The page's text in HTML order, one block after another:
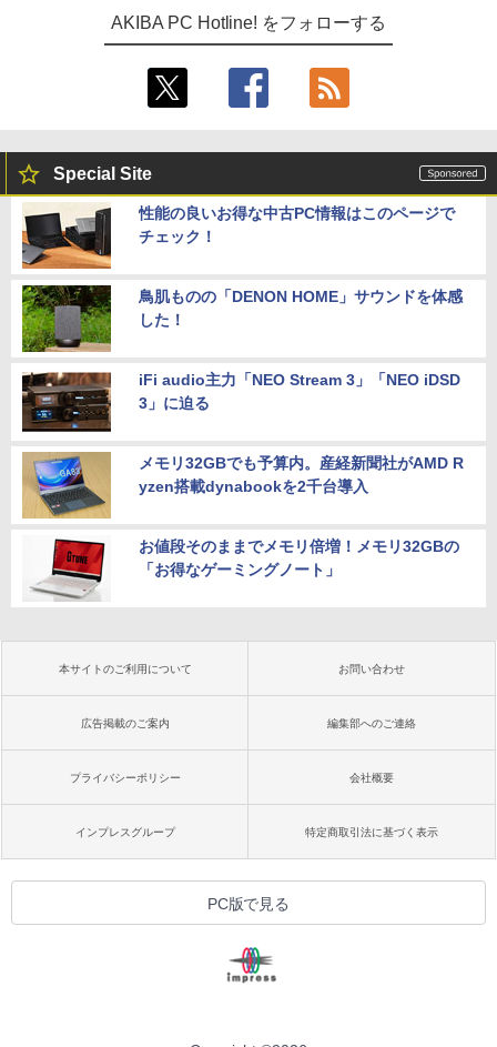
AKIBA PC Hotline! をフォローする
Special Site
性能の良いお得な中古PC情報はこのページで
チェック！
鳥肌ものの「DENON HOME」サウンドを体感
した！
iFi audio主力「NEO Stream 3」「NEO iDSD
3」に迫る
メモリ32GBでも予算内。産経新聞社がAMD R
yzen搭載dynabookを2千台導入
お値段そのままでメモリ倍増！メモリ32GBの
「お得なゲーミングノート」
本サイトのご利用について お問い合わせ
広告掲載のご案内 編集部へのご連絡
プライバシーポリシー 会社概要
インプレスグループ 特定商取引法に基づく表示
PC版で見る